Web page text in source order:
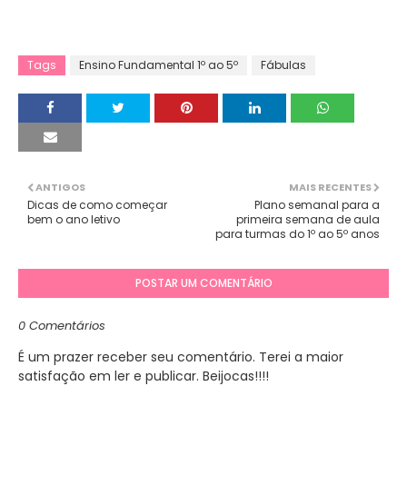
Tags Ensino Fundamental 1º ao 5º Fábulas
MAIS RECENTES
Plano semanal para a
primeira semana de aula
para turmas do 1º ao 5º anos
ANTIGOS
Dicas de como começar
bem o ano letivo
POSTAR UM COMENTÁRIO
0 Comentários
É um prazer receber seu comentário. Terei a maior
satisfação em ler e publicar. Beijocas!!!!